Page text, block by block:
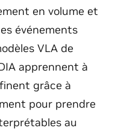
en volume et
événements
VLA de
apprennent à
grâce à
pour prendre
au